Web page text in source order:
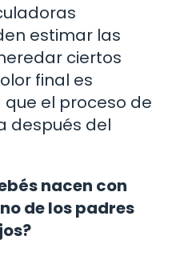
estimar las
ciertos
final es
el proceso de
después del
nacen con
de los padres